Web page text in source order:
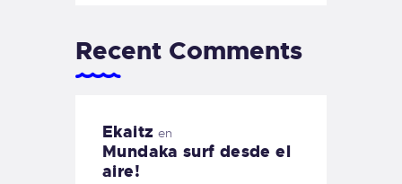
Recent Comments
Ekaitz en
Mundaka surf desde el
aire!